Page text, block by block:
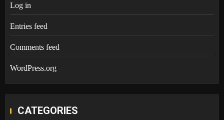
Log in
Entries feed
Comments feed
WordPress.org
CATEGORIES